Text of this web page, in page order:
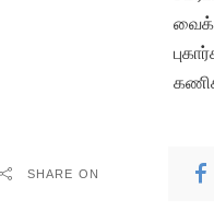
SHARE ON